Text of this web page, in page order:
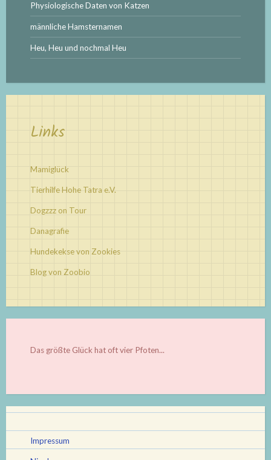
Physiologische Daten von Katzen
männliche Hamsternamen
Heu, Heu und nochmal Heu
Links
Mamiglück
Tierhilfe Hohe Tatra e.V.
Dogzzz on Tour
Danagrafie
Hundekekse von Zookies
Blog von Zoobio
Das größte Glück hat oft vier Pfoten...
Impressum